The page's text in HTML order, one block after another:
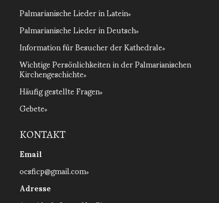
Palmarianische Lieder in Latein
Palmarianische Lieder in Deutsch
Information für Besucher der Kathedrale
Wichtige Persönlichkeiten in der Palmarianischen
Kirchengeschichte
Häufig gestellte Fragen
Gebete
KONTAKT
Email
ocsficp@gmail.com
Adresse